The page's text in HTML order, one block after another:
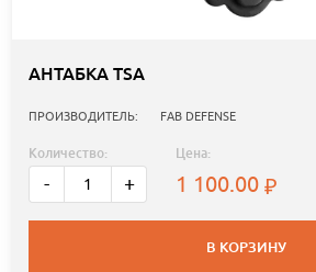
АНТАБКА TSA
ПРОИЗВОДИТЕЛЬ: FAB DEFENSE
Количество:
- +
Цена:
1 100.00
В КОРЗИНУ